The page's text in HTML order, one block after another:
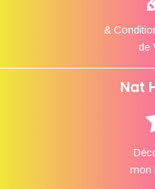
&
de
Nat
mon